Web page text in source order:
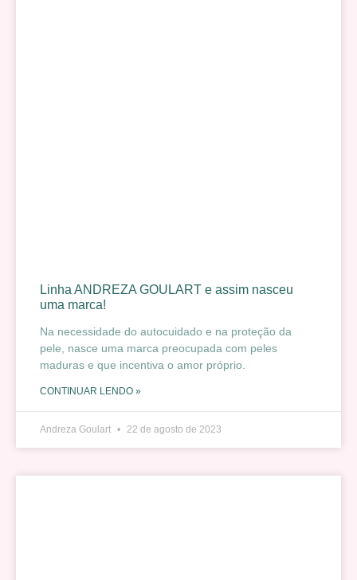
Linha ANDREZA GOULART e assim nasceu
uma marca!
Na necessidade do autocuidado e na proteção da
pele, nasce uma marca preocupada com peles
maduras e que incentiva o amor próprio.
CONTINUAR LENDO »
Andreza Goulart 22 de agosto de 2023